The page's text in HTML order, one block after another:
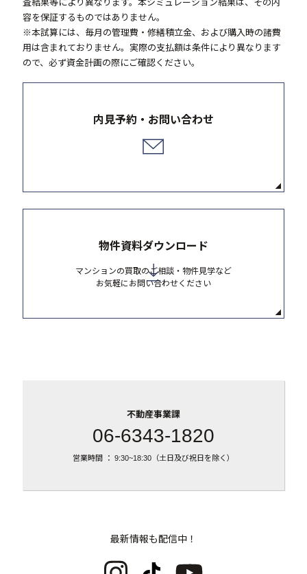
査結果等により異なります。本シミュレーション結果は、その内
容を保証するものではありません。
※本試算には、毎月の管理費・修繕積立金、および購入時の諸費
用は含まれておりません。実際の支払額は条件により異なります
ので、必ず資金計画の際にご確認ください。
内見予約・お問い合わせ
物件資料ダウンロード
マンションの買取のご相談・物件見学など
お気軽にお問い合わせください
不動産事業課
06-6343-1820
営業時間 ： 9:30~18:30（土日及び祝日を除く）
最新情報も配信中！